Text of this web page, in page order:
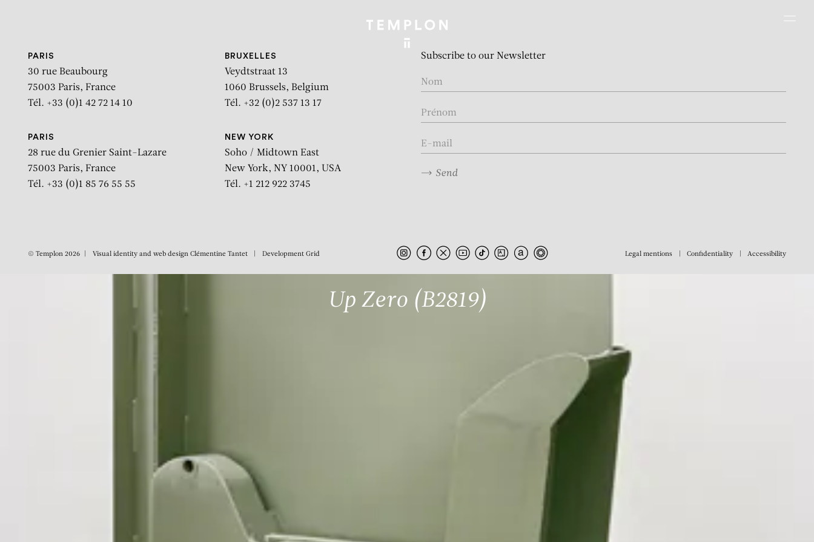
Up Zero (B2819)
PARIS
30 rue Beaubourg
75003 Paris, France
Tél. +33 (0)1 42 72 14 10
BRUXELLES
Veydtstraat 13
1060 Brussels, Belgium
Tél. +32 (0)2 537 13 17
PARIS
28 rue du Grenier Saint-Lazare
75003 Paris, France
Tél. +33 (0)1 85 76 55 55
NEW YORK
Soho / Midtown East
New York, NY 10001, USA
Tél. +1 212 922 3745
Subscribe to our Newsletter
Send
© Templon 2026 Visual identity and web design Clémentine Tantet Development Grid Legal mentions Confidentiality Accessibility